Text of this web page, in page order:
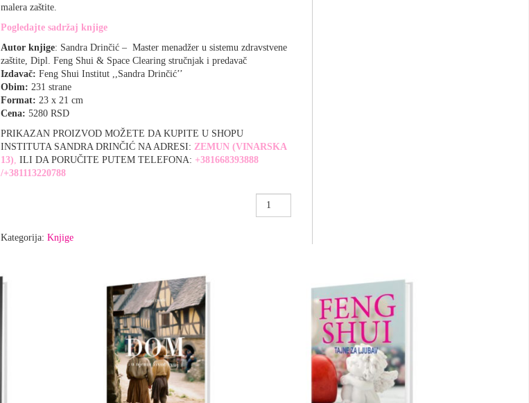
malera zaštite.
Pogledajte sadržaj knjige
Autor knjige: Sandra Drinčić – Master menadžer u sistemu zdravstvene
zaštite, Dipl. Feng Shui & Space Clearing stručnjak i predavač
Izdavač: Feng Shui Institut ,,Sandra Drinčić’’
Obim: 231 strane
Format: 23 x 21 cm
Cena: 5280 RSD
PRIKAZAN PROIZVOD MOŽETE DA KUPITE U SHOPU
INSTITUTA SANDRA DRINČIĆ NA ADRESI: ZEMUN (VINARSKA
13), ILI DA PORUČITE PUTEM TELEFONA: +381668393888
/+381113220788
Kategorija: Knjige